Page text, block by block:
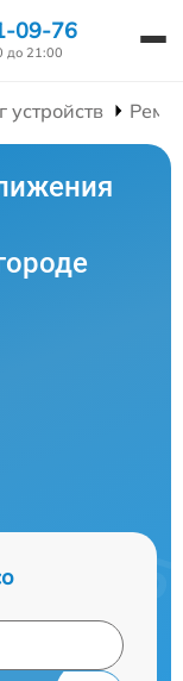
09-76
до 21:00
устройств